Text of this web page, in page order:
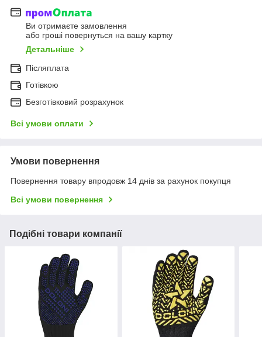
Ви отримаєте замовлення
або гроші повернуться на вашу картку
Детальніше
Післяплата
Готівкою
Безготівковий розрахунок
Всі умови оплати
Умови повернення
Повернення товару впродовж 14 днів за рахунок покупця
Всі умови повернення
Подібні товари компанії